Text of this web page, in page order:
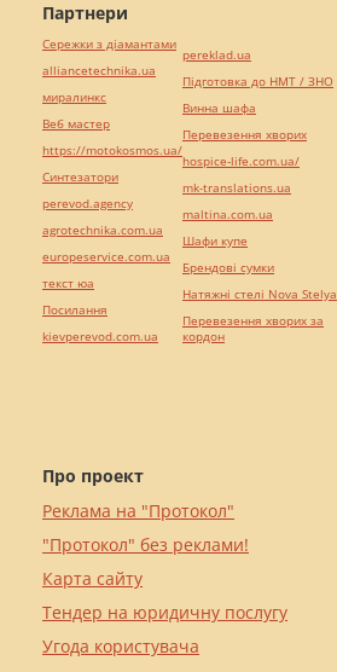
Про проект
Реклама на "Протокол"
"Протокол" без реклами!
Карта сайту
Тендер на юридичну послугу
Угода користувача
Партнери
Сережки з діамантами
alliancetechnika.ua
миралинкс
Веб мастер
https://motokosmos.ua/
Синтезатори
perevod.agency
agrotechnika.com.ua
europeservice.com.ua
текст юа
Посилання
kievperevod.com.ua
pereklad.ua
Підготовка до НМТ / ЗНО
Винна шафа
Перевезення хворих
hospice-life.com.ua/
mk-translations.ua
maltina.com.ua
Шафи купе
Брендові сумки
Натяжні стелі Nova Stelya
Перевезення хворих за
кордон